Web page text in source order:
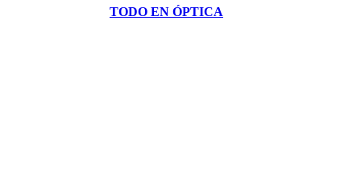
TODO EN ÓPTICA